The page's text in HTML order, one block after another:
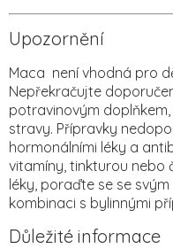
Upozornění
Maca není vhodná pro
Nepřekračujte
potravinovým
stravy. Přípravky
hormonálními léky a
vitamíny, tinkturou nebo
léky, poraďte se se
kombinaci s bylinnými
Důležité informace